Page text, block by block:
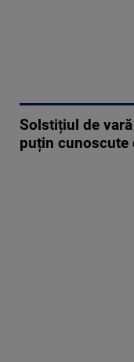
Solstițiul de
puțin cunoscute